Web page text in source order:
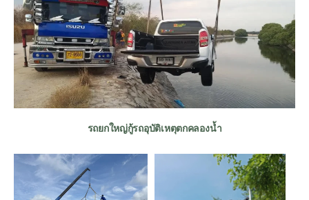
รถยกใหญ่กู้รถอุบัติเหตุตกคลองน้ำ